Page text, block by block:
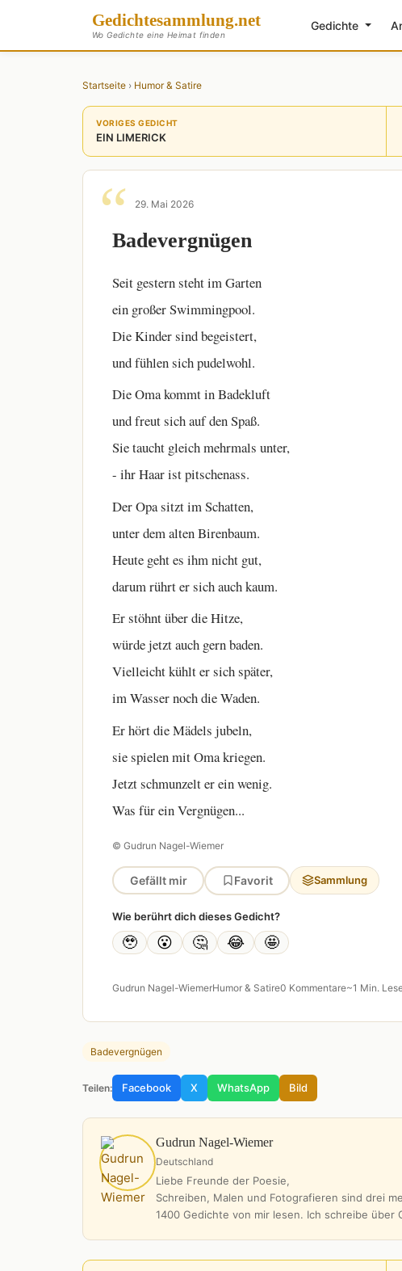
Gedichtesammlung.net
Wo Gedichte eine Heimat finden
Gedichte
Startseite › Humor & Satire
VORIGES GEDICHT
EIN LIMERICK
29. Mai 2026
Badevergnügen
Seit gestern steht im Garten
ein großer Swimmingpool.
Die Kinder sind begeistert,
und fühlen sich pudelwohl.
Die Oma kommt in Badekluft
und freut sich auf den Spaß.
Sie taucht gleich mehrmals unter,
- ihr Haar ist pitschenass.
Der Opa sitzt im Schatten,
unter dem alten Birenbaum.
Heute geht es ihm nicht gut,
darum rührt er sich auch kaum.
Er stöhnt über die Hitze,
würde jetzt auch gern baden.
Vielleicht kühlt er sich später,
im Wasser noch die Waden.
Er hört die Mädels jubeln,
sie spielen mit Oma kriegen.
Jetzt schmunzelt er ein wenig.
Was für ein Vergnügen...
© Gudrun Nagel-Wiemer
Gefällt mir Favorit Sammlung
Wie berührt dich dieses Gedicht?
🥹 😮 🤔 😂 🤩
Gudrun Nagel-WiemerHumor & Satire0 Kommentare~1 Min.
Badevergnügen
Teilen: Facebook X WhatsApp Bild
Gudrun Nagel-Wiemer
Deutschland
Liebe Freunde der Poesie,
Schreiben, Malen und Fotografieren sind drei
1400 Gedichte von mir lesen. Ich schreibe über